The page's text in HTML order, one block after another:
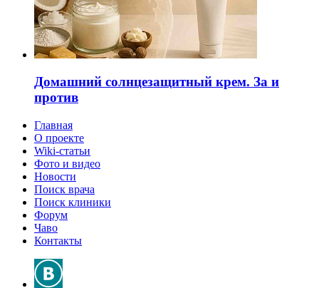
Домашний солнцезащитный крем. За и
против
Главная
О проекте
Wiki-статьи
Фото и видео
Новости
Поиск врача
Поиск клиники
Форум
Чаво
Контакты